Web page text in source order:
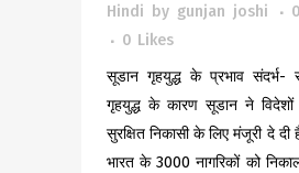
Hindi
by gunjan joshi
0 Likes
सूडान गृहयुद्ध के प्रभाव संदर्भ-
गृहयुद्ध के कारण सूडान ने विदेशों
सुरक्षित निकासी के लिए मंजूरी दे
भारत के 3000 नागरिकों को